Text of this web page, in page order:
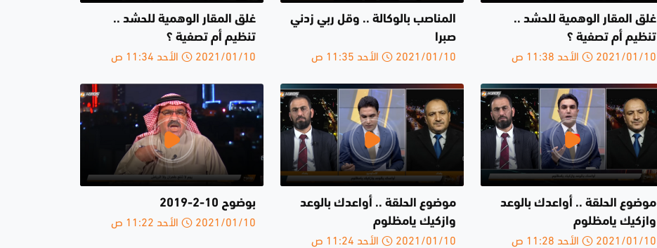
غلق المقار الوهمية للحشد ..
تنظيم أم تصفية ؟
2021/01/10 الأحد 11:38 ص
المناصب بالوكالة .. وقل ربي زدني
صبرا
2021/01/10 الأحد 11:35 ص
غلق المقار الوهمية للحشد ..
تنظيم أم تصفية ؟
2021/01/10 الأحد 11:34 ص
موضوع الحلقة .. أواعدك بالوعد
وازكيك يامظلوم
2021/01/10 الأحد 11:28 ص
موضوع الحلقة .. أواعدك بالوعد
وازكيك يامظلوم
2021/01/10 الأحد 11:24 ص
بوضوح 10-2-2019
2021/01/10 الأحد 11:22 ص